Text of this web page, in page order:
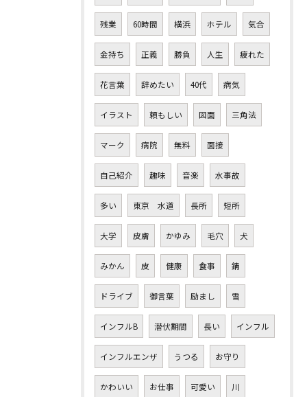
残業 60時間 横浜 ホテル 気合
金持ち 正義 勝負 人生 疲れた
花言葉 辞めたい 40代 病気
イラスト 頼もしい 図面 三角法
マーク 病院 無料 面接
自己紹介 趣味 音楽 水事故
多い 東京 水道 長所 短所
大学 皮膚 かゆみ 毛穴 犬
みかん 皮 健康 食事 錆
ドライブ 御言葉 励まし 雪
インフルB 潜伏期間 長い インフル
インフルエンザ うつる お守り
かわいい お仕事 可愛い 川